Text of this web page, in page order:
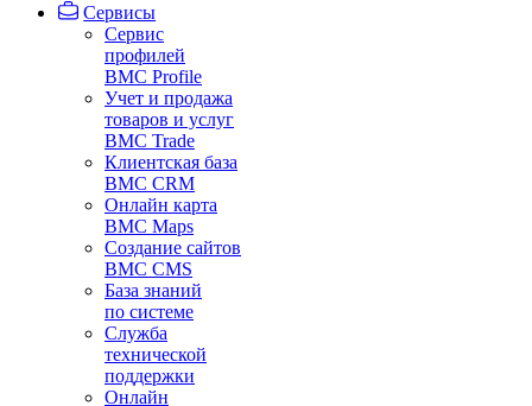
Сервисы
Сервис
профилей
BMC Profile
Учет и продажа
товаров и услуг
BMC Trade
Клиентская база
BMC CRM
Онлайн карта
BMC Maps
Создание сайтов
BMC CMS
База знаний
по системе
Служба
технической
поддержки
Онлайн